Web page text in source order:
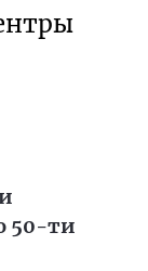
50-ти